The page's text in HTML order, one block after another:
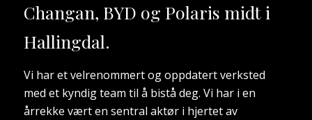
Changan, BYD og Polaris midt i
Hallingdal.
Vi har et velrenommert og oppdatert verksted
med et kyndig team til å bistå deg. Vi har i en
årrekke vært en sentral aktør i hjertet av